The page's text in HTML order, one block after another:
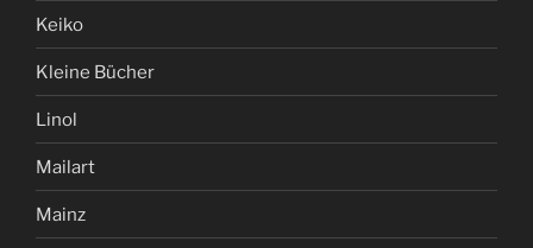
Keiko
Kleine Bücher
Linol
Mailart
Mainz